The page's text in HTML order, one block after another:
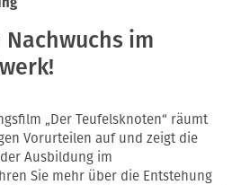
im
„Der Teufelsknoten“ räumt
Vorurteilen auf und zeigt die
Ausbildung im
Sie mehr über die Entstehung